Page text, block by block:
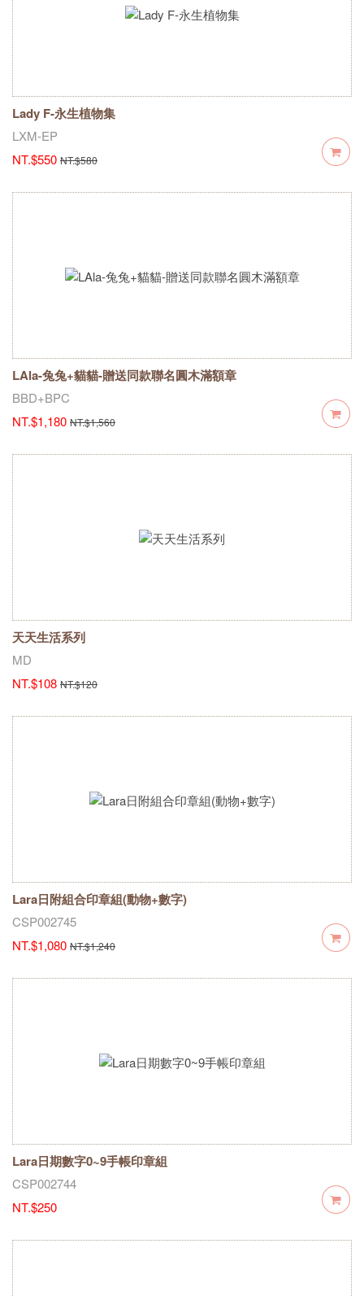
Lady F-永生植物集
LXM-EP
NT.$550 NT.$580
LAla-兔兔+貓貓-贈送同款聯名圓木滿額章
BBD+BPC
NT.$1,180 NT.$1,560
天天生活系列
MD
NT.$108 NT.$120
Lara日附組合印章組(動物+數字)
CSP002745
NT.$1,080 NT.$1,240
Lara日期數字0~9手帳印章組
CSP002744
NT.$250